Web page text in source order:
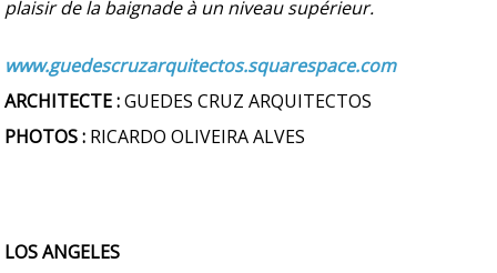
plaisir de la baignade à un niveau supérieur.
www.guedescruzarquitectos.squarespace.com
ARCHITECTE :GUEDES CRUZ ARQUITECTOS
PHOTOS : RICARDO OLIVEIRA ALVES
LOS ANGELES